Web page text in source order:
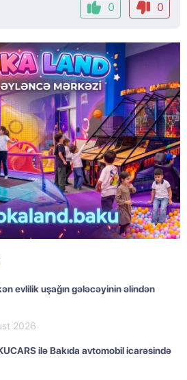
0 0
evlilik uşağın gələcəyinin əlindən
2026
ilə Bakıda avtomobil icarəsində